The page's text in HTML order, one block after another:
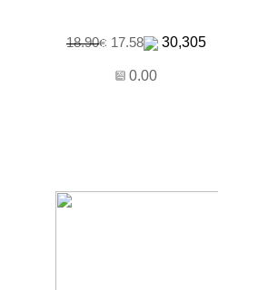
18.90 17.58 30,305
0.00